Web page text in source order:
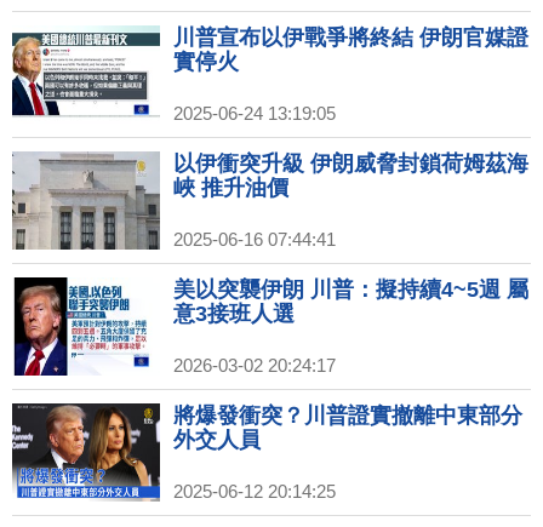
川普宣布以伊戰爭將終結 伊朗官媒證
實停火
2025-06-24 13:19:05
以伊衝突升級 伊朗威脅封鎖荷姆茲海
峽 推升油價
2025-06-16 07:44:41
美以突襲伊朗 川普：擬持續4~5週 屬
意3接班人選
2026-03-02 20:24:17
將爆發衝突？川普證實撤離中東部分
外交人員
2025-06-12 20:14:25